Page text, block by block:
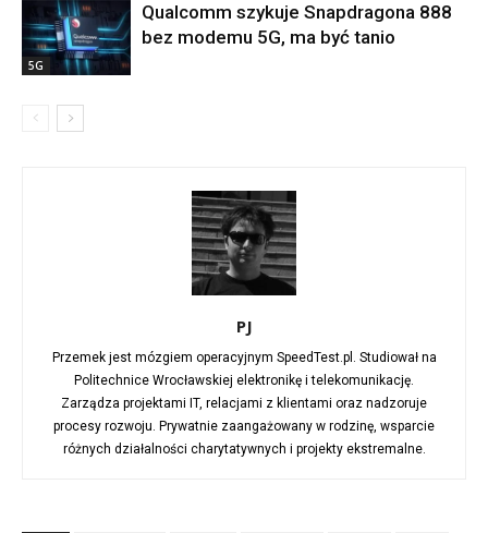
5G
Qualcomm szykuje Snapdragona 888
bez modemu 5G, ma być tanio
PJ
Przemek jest mózgiem operacyjnym SpeedTest.pl. Studiował na
Politechnice Wrocławskiej elektronikę i telekomunikację.
Zarządza projektami IT, relacjami z klientami oraz nadzoruje
procesy rozwoju. Prywatnie zaangażowany w rodzinę, wsparcie
różnych działalności charytatywnych i projekty ekstremalne.